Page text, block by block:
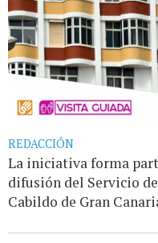
REDACCIÓN
La iniciativa forma
difusión del Servicio
Cabildo de Gran